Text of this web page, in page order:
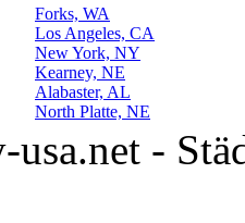
Forks, WA
Los Angeles, CA
New York, NY
Kearney, NE
Alabaster, AL
North Platte, NE
-